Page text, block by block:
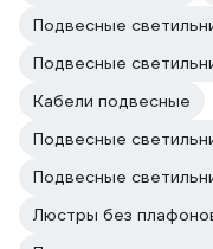
Подвесные
Подвесные
Кабели подвесные
Подвесные
Подвесные
Люстры без